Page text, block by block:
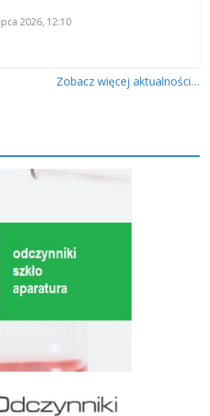
2026, 12:10
Zobacz więcej aktualności…